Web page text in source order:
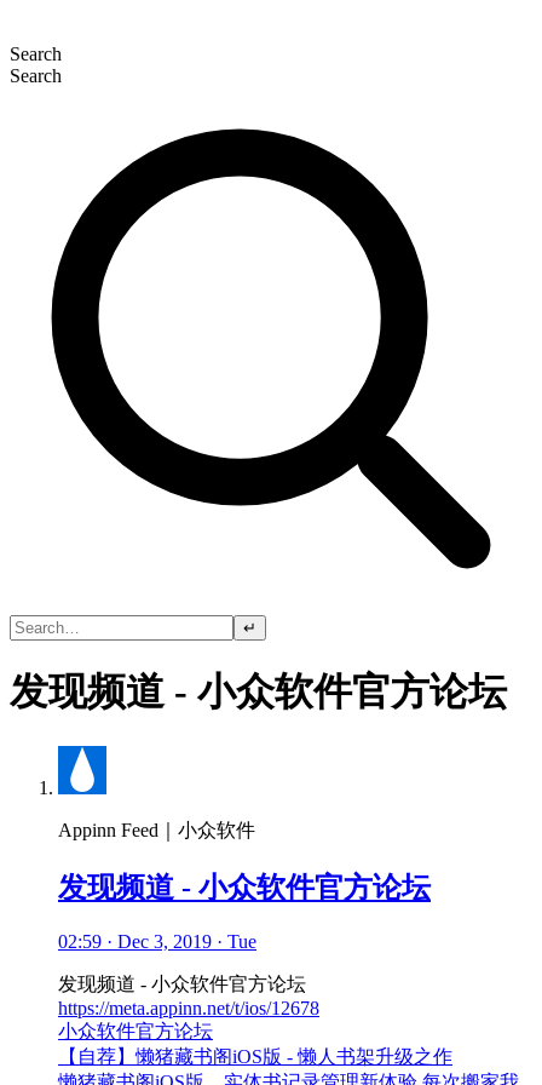
Search
Search
↵
发现频道 - 小众软件官方论坛
Appinn Feed｜小众软件
发现频道 - 小众软件官方论坛
02:59 · Dec 3, 2019 · Tue
发现频道 - 小众软件官方论坛
https://meta.appinn.net/t/ios/12678
小众软件官方论坛
【自荐】懒猪藏书阁iOS版 - 懒人书架升级之作